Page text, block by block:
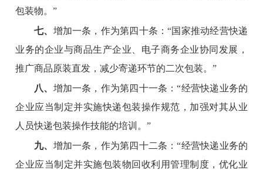
包装物。”
七、 增加一条，作为第四十条：“国家推动经营快递
业务的企业与商品生产企业、电子商务企业协同发展，
推广商品原装直发，减少寄递环节的二次包装。”
八、 增加一条，作为第四十一条：“经营快递业务的
企业应当制定并实施快递包装操作规范，加强对其从业
人员快递包装操作技能的培训。”
九、 增加一条，作为第四十二条：“经营快递业务的
企业应当制定并实施包装物回收利用管理制度，优化业